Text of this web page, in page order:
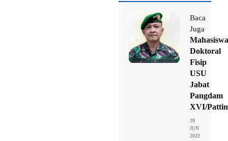
Baca
Juga
Mahasiswa
Doktoral
Fisip
USU
Jabat
Pangdam
XVI/
28
JUN
2022